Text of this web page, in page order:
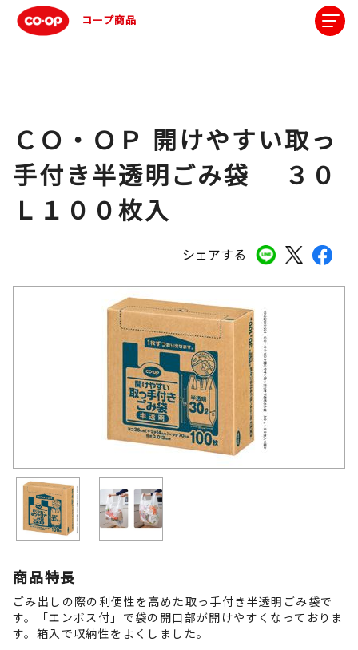
コープ商品
シェアする
ＣＯ・ＯＰ 開けやすい取っ
手付き半透明ごみ袋 ３０
Ｌ１００枚入
商品特長
ごみ出しの際の利便性を高めた取っ手付き半透明ごみ袋で
す。「エンボス付」で袋の開口部が開けやすくなっておりま
す。箱入で収納性をよくしました。